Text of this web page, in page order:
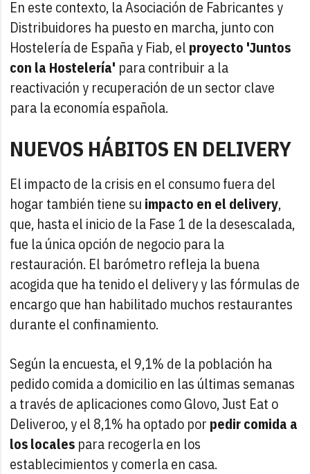
En este contexto, la Asociación de Fabricantes y
Distribuidores ha puesto en marcha, junto con
Hostelería de España y Fiab, el proyecto 'Juntos
con la Hostelería' para contribuir a la
reactivación y recuperación de un sector clave
para la economía española.
NUEVOS HÁBITOS EN DELIVERY
El impacto de la crisis en el consumo fuera del
hogar también tiene su impacto en el delivery,
que, hasta el inicio de la Fase 1 de la desescalada,
fue la única opción de negocio para la
restauración. El barómetro refleja la buena
acogida que ha tenido el delivery y las fórmulas de
encargo que han habilitado muchos restaurantes
durante el confinamiento.
Según la encuesta, el 9,1% de la población ha
pedido comida a domicilio en las últimas semanas
a través de aplicaciones como Glovo, Just Eat o
Deliveroo, y el 8,1% ha optado por pedir comida a
los locales para recogerla en los
establecimientos y comerla en casa.